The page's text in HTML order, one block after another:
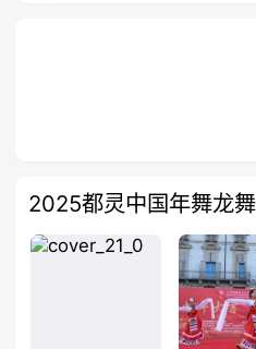
2025都灵中国年舞龙